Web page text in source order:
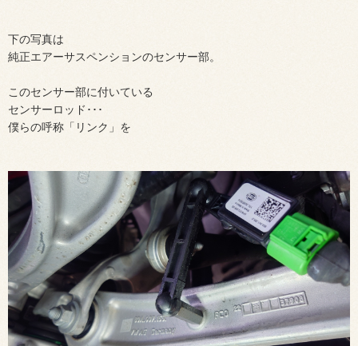
下の写真は
純正エアーサスペンションのセンサー部。
このセンサー部に付いている
センサーロッド･･･
僕らの呼称「リンク」を